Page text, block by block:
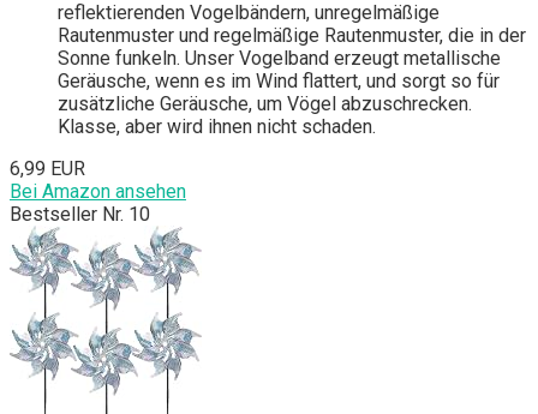
reflektierenden Vogelbändern, unregelmäßige
Rautenmuster und regelmäßige Rautenmuster, die in der
Sonne funkeln. Unser Vogelband erzeugt metallische
Geräusche, wenn es im Wind flattert, und sorgt so für
zusätzliche Geräusche, um Vögel abzuschrecken.
Klasse, aber wird ihnen nicht schaden.
6,99 EUR
Bei Amazon ansehen
Bestseller Nr. 10